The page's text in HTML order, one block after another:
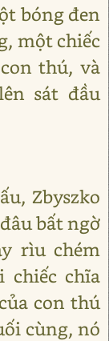
bóng đen
một chiếc
thú, và
sát đầu
Zbyszko
bất ngờ
rìu chém
chiếc chĩa
con thú
cùng, nó